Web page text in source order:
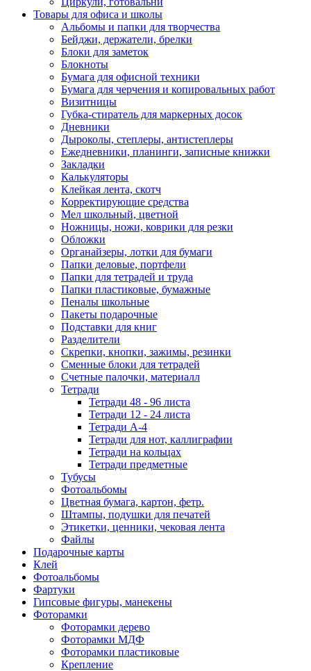
Товары для офиса и школы
Альбомы и папки для творчества
Бейджи, держатели, брелки
Блоки для заметок
Блокноты
Бумага для офисной техники
Бумага для черчения и копировальных работ
Визитницы
Губка-стиратель для маркерных досок
Дневники
Дыроколы, степлеры, антистеплеры
Ежедневники, планинги, записные книжки
Закладки
Калькуляторы
Клейкая лента, скотч
Корректирующие средства
Мел школьный, цветной
Ножницы, ножи, коврики для резки
Обложки
Органайзеры, лотки для бумаги
Папки деловые, портфели
Папки для тетрадей и труда
Папки пластиковые, бумажные
Пеналы школьные
Пакеты подарочные
Подставки для книг
Разделители
Скрепки, кнопки, зажимы, резинки
Сменные блоки для тетрадей
Счетные палочки, материалл
Тетради
Тетради 48 - 96 листа
Тетради 12 - 24 листа
Тетради А-4
Тетради для нот, каллиграфии
Тетради на кольцах
Тетради предметные
Тубусы
Фотоальбомы
Цветная бумага, картон, фетр.
Штампы, подушки для печатей
Этикетки, ценники, чековая лента
Файлы
Подарочные карты
Клей
Фотоальбомы
Фартуки
Гипсовые фигуры, манекены
Фоторамки
Фоторамки дерево
Фоторамки МДФ
Фоторамки пластиковые
Крепление